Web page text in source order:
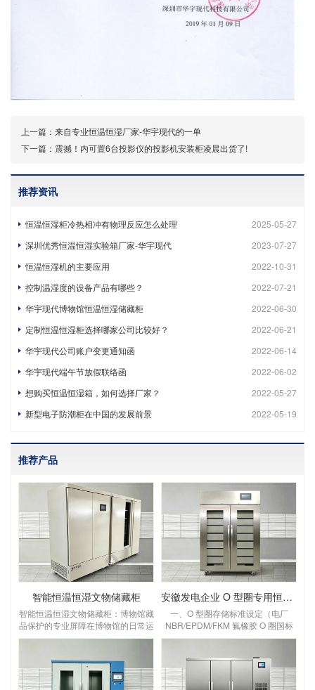
上一篇： 来自专业恒温恒湿厂家-华宇现代的一单
下一篇： 震撼！内可置6台投影仪的投影机安装柜凌晨出货了!
推荐资讯
2025-05-27
恒温恒湿柜冷热相冲有物理反应怎么处理
2023-07-27
深圳优秀恒温恒湿实验箱厂家-华宇现代
2022-10-31
恒温恒湿机的主要应用
2022-07-21
控制温湿度的设备产品有哪些？
2022-06-30
华宇现代博物馆恒温恒湿储藏柜
2022-06-21
定制恒温恒湿柜选择哪家公司比较好？
2022-06-14
华宇现代公司账户变更通知函
2022-06-02
华宇现代端午节放假联络函
2022-05-27
想购买恒温恒湿箱，如何选择厂家？
2022-05-19
新型电子防潮柜在中国的发展前景
推荐产品
智能恒温恒湿文物储藏柜
智能恒温恒湿文物储藏柜：博物馆藏
品保护的专业屏障在博物馆的日常运
营中，文物的长期保存始终是核心课
等环境因素，会对纸质、木质、纺织
品、金属类文物造成不可逆的损害，
而智能恒温恒湿文物储藏柜，正是为
安徽发电企业 O 型圈专用恒温恒湿储存柜
一、O 型圈存储标准设定（电厂
NBR/EPDM/FKM 氟橡胶 O 圈国标
要求）设定温湿度：温度 18～
优选 20℃，控温精度 ±1℃，区间 5
～25℃，＞30℃橡胶加速老化变
硬、永久变形；＜5℃低温脆裂失